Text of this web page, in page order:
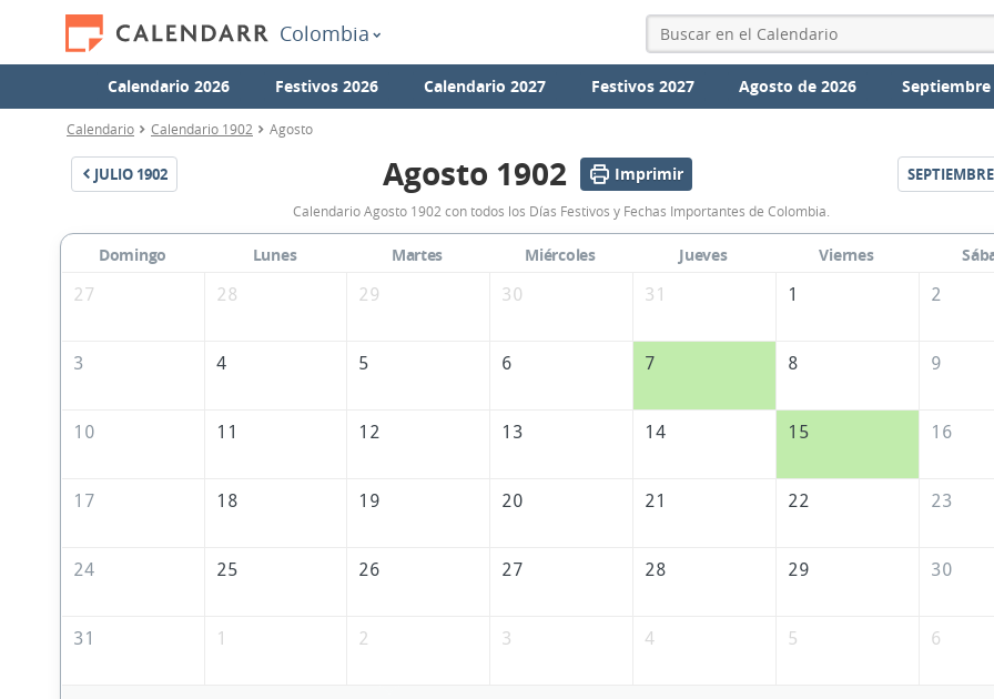
Colombia
Calendario 2026 Festivos 2026 Calendario 2027 Festivos 2027 Agosto de 2026 Septiembre
Calendario Calendario 1902 Agosto
JULIO 1902
Calendario
Agosto
1902
Colombia
Agosto 1902 Imprimir SEPTIEMBRE
Calendario Agosto 1902 con todos los Días Festivos y Fechas Importantes de Colombia.
Domingo Lunes Martes Miércoles Jueves Viernes
27
28 29 30 31 1 2
3 4 5 6 7 8 9
10 11 12 13 14 15 16
17 18 19 20 21 22 23
24 25 26 27 28 29 30
31 1 2 3 4 5 6